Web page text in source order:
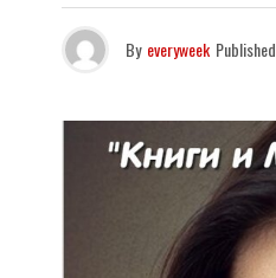
By everyweek Published